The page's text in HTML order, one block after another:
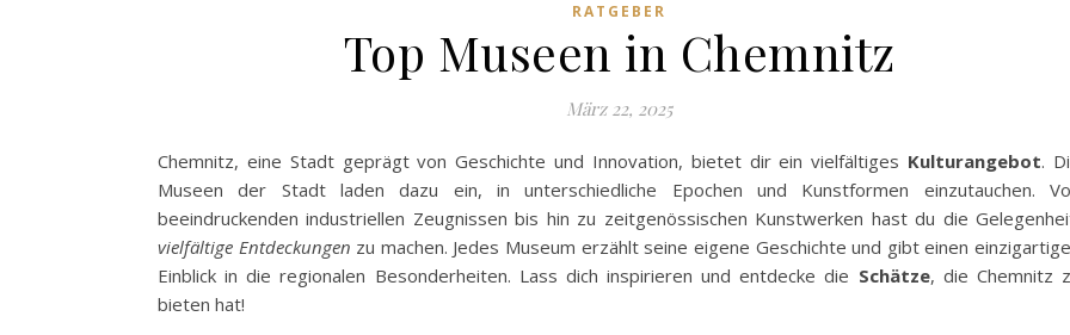
RATGEBER
Top Museen in Chemnitz
März 22, 2025
Chemnitz, eine Stadt geprägt von Geschichte und Innovation, bietet dir ein vielfältiges Kulturangebot.
Museen der Stadt laden dazu ein, in unterschiedliche Epochen und Kunstformen einzutauchen.
beeindruckenden industriellen Zeugnissen bis hin zu zeitgenössischen Kunstwerken hast du die
vielfältige Entdeckungen zu machen. Jedes Museum erzählt seine eigene Geschichte und gibt einen
Einblick in die regionalen Besonderheiten. Lass dich inspirieren und entdecke die Schätze, die Chemnitz
bieten hat!